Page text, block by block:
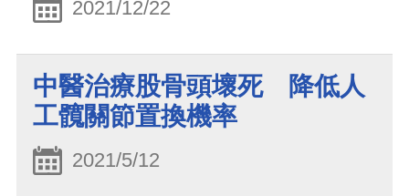
2021/12/22
中醫治療股骨頭壞死 降低人
工髖關節置換機率
2021/5/12